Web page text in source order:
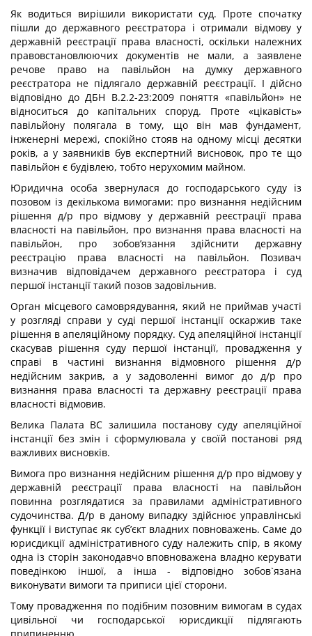
Як водиться вирішили використати суд. Проте спочатку
пішли до державного реєстратора і отримали відмову у
державній реєстрації права власності, оскільки належних
правовстановлюючих документів не мали, а заявлене
речове право на павільйон на думку державного
реєстратора не підлягало державній реєстрації. І дійсно
відповідно до ДБН В.2.2-23:2009 поняття «павільйон» не
відноситься до капітальних споруд. Проте «цікавість»
павільйону полягала в тому, що він мав фундамент,
інженерні мережі, спокійно стояв на одному місці десятки
років, а у заявників був експертний висновок, про те що
павільйон є будівлею, тобто нерухомим майном.
Юридична особа звернулася до господарського суду із
позовом із декількома вимогами: про визнання недійсним
рішення д/р про відмову у державній реєстрації права
власності на павільйон, про визнання права власності на
павільйон, про зобов’язання здійснити державну
реєстрацію права власності на павільйон. Позивач
визначив відповідачем державного реєстратора і суд
першої інстанції такий позов задовільнив.
Орган місцевого самоврядування, який не приймав участі
у розгляді справи у суді першої інстанції оскаржив таке
рішення в апеляційному порядку. Суд апеляційної інстанції
скасував рішення суду першої інстанції, провадження у
справі в частині визнання відмовного рішення д/р
недійсним закрив, а у задоволенні вимог до д/р про
визнання права власності та державну реєстрації права
власності відмовив.
Велика Палата ВС залишила постанову суду апеляційної
інстанції без змін і сформулювала у своїй постанові ряд
важливих висновків.
Вимога про визнання недійсним рішення д/р про відмову у
державній реєстрації права власності на павільйон
повинна розглядатися за правилами адміністративного
судочинства. Д/р в даному випадку здійснює управлінські
функції і виступає як суб’єкт владних повноважень. Саме до
юрисдикції адміністративного суду належить спір, в якому
одна із сторін законодавчо вповноважена владно керувати
поведінкою іншої, а інша - відповідно зобов`язана
виконувати вимоги та приписи цієї сторони.
Тому провадження по подібним позовним вимогам в судах
цивільної чи господарської юрисдикції підлягають